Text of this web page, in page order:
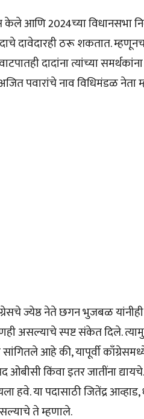
केले आणि 2024च्या
दावेदारही ठरू शकतात.
दादांना त्यांच्या
पवारांचे नाव विधिमंडळ नेता
ज्येष्ठ नेते छगन भुजबळ
असल्याचे स्पष्ट संकेत दिले.
आहे की, यापूर्वी
ओबीसी किंवा इतर जातींना
हवे. या पदासाठी जितेंद्र
ते म्हणाले.